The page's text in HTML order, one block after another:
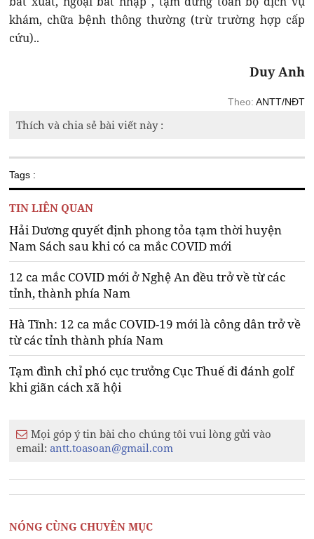
khám, chữa bệnh thông thường (trừ trường hợp cấp
cứu)..
Duy Anh
Theo: ANTT/NĐT
Thích và chia sẻ bài viết này :
Tags :
TIN LIÊN QUAN
Hải Dương quyết định phong tỏa tạm thời huyện
Nam Sách sau khi có ca mắc COVID mới
12 ca mắc COVID mới ở Nghệ An đều trở về từ các
tỉnh, thành phía Nam
Hà Tĩnh: 12 ca mắc COVID-19 mới là công dân trở về
từ các tỉnh thành phía Nam
Tạm đình chỉ phó cục trưởng Cục Thuế đi đánh golf
khi giãn cách xã hội
Mọi góp ý tin bài cho chúng tôi vui lòng gửi vào
email:antt.toasoan@gmail.com
NÓNG CÙNG CHUYÊN MỤC